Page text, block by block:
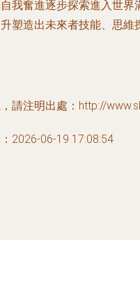
我奮進逐步探索進入世
塑造出未來者技能、思維
請注明出處：http://
2026-06-19 17:08:54